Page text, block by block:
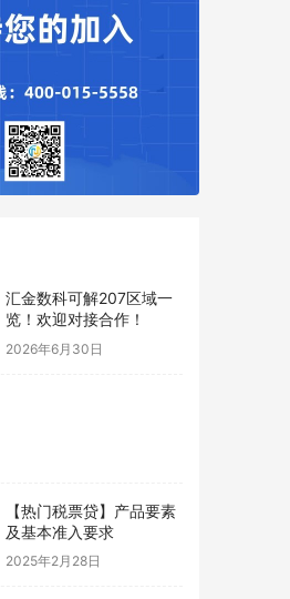
汇金数科可解207区域一
览！欢迎对接合作！
2026年6月30日
【热门税票贷】产品要素
及基本准入要求
2025年2月28日